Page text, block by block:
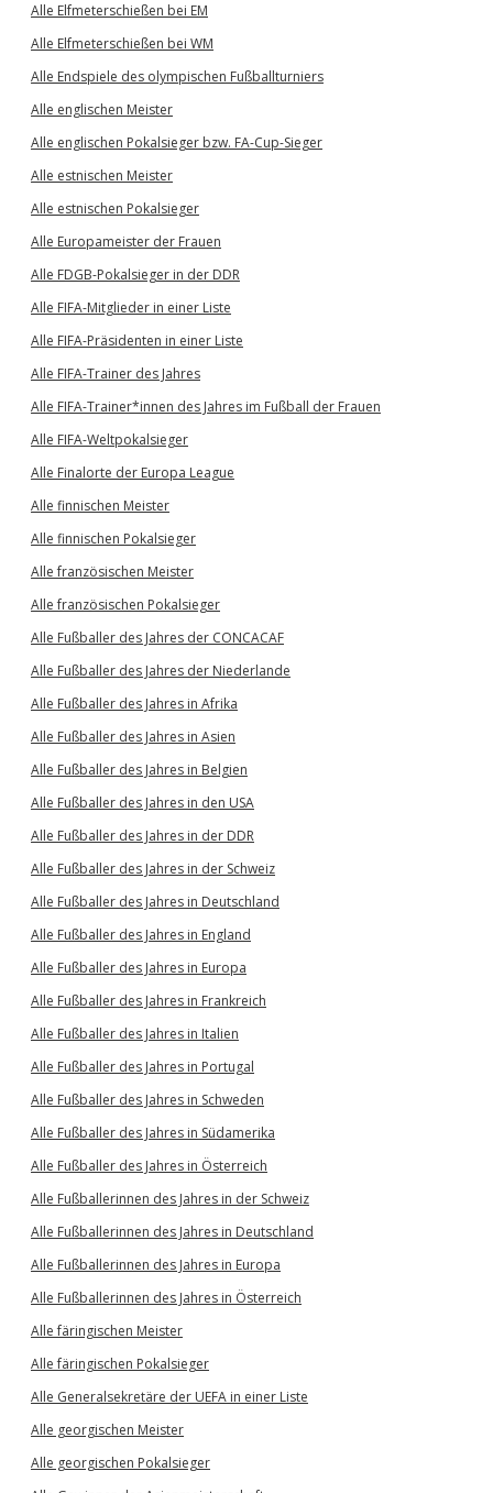
Alle Elfmeterschießen bei EM
Alle Elfmeterschießen bei WM
Alle Endspiele des olympischen Fußballturniers
Alle englischen Meister
Alle englischen Pokalsieger bzw. FA-Cup-Sieger
Alle estnischen Meister
Alle estnischen Pokalsieger
Alle Europameister der Frauen
Alle FDGB-Pokalsieger in der DDR
Alle FIFA-Mitglieder in einer Liste
Alle FIFA-Präsidenten in einer Liste
Alle FIFA-Trainer des Jahres
Alle FIFA-Trainer*innen des Jahres im Fußball der Frauen
Alle FIFA-Weltpokalsieger
Alle Finalorte der Europa League
Alle finnischen Meister
Alle finnischen Pokalsieger
Alle französischen Meister
Alle französischen Pokalsieger
Alle Fußballer des Jahres der CONCACAF
Alle Fußballer des Jahres der Niederlande
Alle Fußballer des Jahres in Afrika
Alle Fußballer des Jahres in Asien
Alle Fußballer des Jahres in Belgien
Alle Fußballer des Jahres in den USA
Alle Fußballer des Jahres in der DDR
Alle Fußballer des Jahres in der Schweiz
Alle Fußballer des Jahres in Deutschland
Alle Fußballer des Jahres in England
Alle Fußballer des Jahres in Europa
Alle Fußballer des Jahres in Frankreich
Alle Fußballer des Jahres in Italien
Alle Fußballer des Jahres in Portugal
Alle Fußballer des Jahres in Schweden
Alle Fußballer des Jahres in Südamerika
Alle Fußballer des Jahres in Österreich
Alle Fußballerinnen des Jahres in der Schweiz
Alle Fußballerinnen des Jahres in Deutschland
Alle Fußballerinnen des Jahres in Europa
Alle Fußballerinnen des Jahres in Österreich
Alle färingischen Meister
Alle färingischen Pokalsieger
Alle Generalsekretäre der UEFA in einer Liste
Alle georgischen Meister
Alle georgischen Pokalsieger